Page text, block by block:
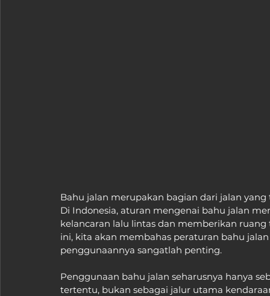
Bahu jalan merupakan bagian dari jalan
Di Indonesia, aturan mengenai bahu jalan
kelancaran lalu lintas dan memberikan
ini, kita akan membahas peraturan bahu
penggunaannya sangatlah penting.
Penggunaan bahu jalan seharusnya hanya
tertentu, bukan sebagai jalur utama